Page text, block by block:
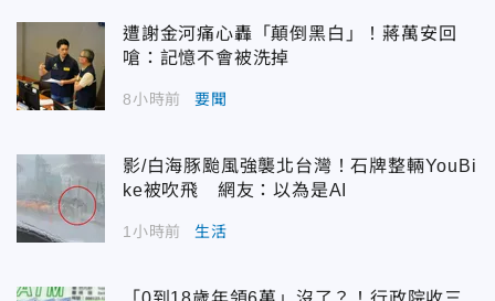
遭謝金河痛心轟「顛倒黑白」！蔣萬安回
嗆：記憶不會被洗掉
8小時前 要聞
影/白海豚颱風強襲北台灣！石牌整輛YouBi
ke被吹飛 網友：以為是AI
1小時前 生活